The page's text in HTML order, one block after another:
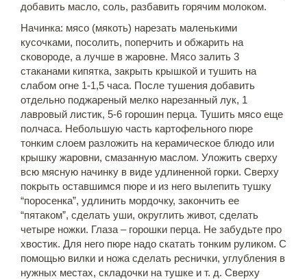
добавить масло, соль, разбавить горячим молоком.
Начинка: мясо (мякоть) нарезать маленькими
кусочками, посолить, поперчить и обжарить на
сковороде, а лучше в жаровне. Мясо залить 3
стаканами кипятка, закрыть крышкой и тушить на
слабом огне 1-1,5 часа. После тушения добавить
отдельно поджареный мелко нарезанный лук, 1
лавровый листик, 5-6 горошин перца. Тушить мясо еще
полчаса. Небольшую часть картофельного пюре
тонким слоем разложить на керамическое блюдо или
крышку жаровни, смазанную маслом. Уложить сверху
всю мясную начинку в виде удлиненной горки. Сверху
покрыть оставшимся пюре и из него вылепить тушку
“поросенка”, удлинить мордочку, закончить ее
“пятаком”, сделать уши, округлить живот, сделать
четыре ножки. Глаза – горошки перца. Не забудьте про
хвостик. Для него пюре надо скатать тонким руликом. С
помощью вилки и ножа сделать реснички, углубления в
нужных местах, складочки на тушке и т. д. Сверху